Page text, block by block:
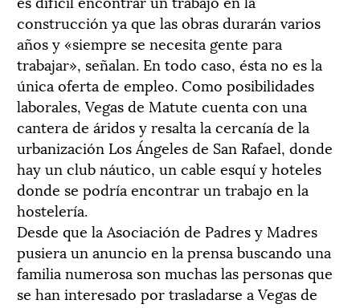
construcción ya que las obras durarán varios
años y «siempre se necesita gente para
trabajar», señalan. En todo caso, ésta no es la
única oferta de empleo. Como posibilidades
laborales, Vegas de Matute cuenta con una
cantera de áridos y resalta la cercanía de la
urbanización Los Ángeles de San Rafael, donde
hay un club náutico, un cable esquí y hoteles
donde se podría encontrar un trabajo en la
hostelería.
Desde que la Asociación de Padres y Madres
pusiera un anuncio en la prensa buscando una
familia numerosa son muchas las personas que
se han interesado por trasladarse a Vegas de